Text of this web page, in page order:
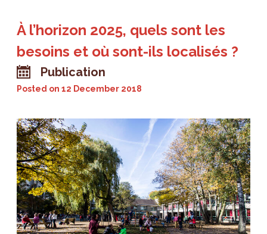
À l’horizon 2025, quels sont les
besoins et où sont-ils localisés ?
Publication
Posted on12 December 2018